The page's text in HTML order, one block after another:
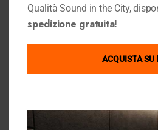
Audiolab
Elettroniche,Shop,Streamer,
Qualità Sound in the City,
spedizione gratuita!
ACQUISTA SU